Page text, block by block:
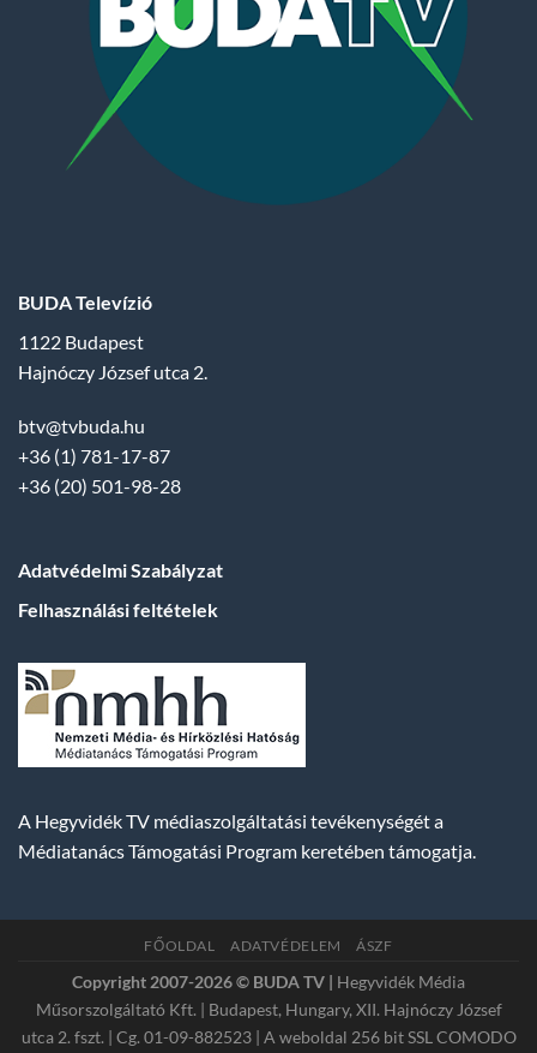
BUDA Televízió
1122 Budapest
Hajnóczy József utca 2.
btv@tvbuda.hu
+36 (1) 781-17-87
+36 (20) 501-98-28
Adatvédelmi Szabályzat
Felhasználási feltételek
A Hegyvidék TV médiaszolgáltatási tevékenységét a
Médiatanács Támogatási Program keretében támogatja.
FŐOLDAL ADATVÉDELEM ÁSZF
Copyright 2007-2026 © BUDA TV | Hegyvidék Média
Műsorszolgáltató Kft. | Budapest, Hungary, XII. Hajnóczy József
utca 2. fszt. | Cg. 01-09-882523 | A weboldal 256 bit SSL COMODO